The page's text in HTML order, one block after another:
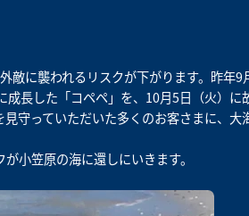
敵に襲われるリスクが下がります。昨年9
長した「コペペ」を、10月5日（火）に
守っていただいた多くのお客さまに、大
小笠原の海に還しにいきます。